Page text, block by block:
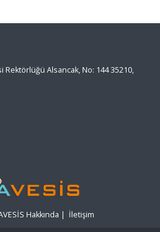
Rektörlüğü Alsancak, No: 144 35210,
Hakkında | İletişim